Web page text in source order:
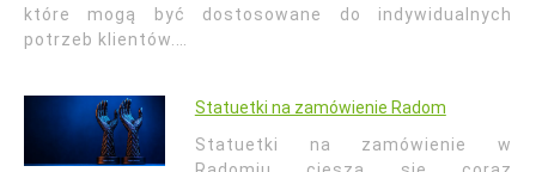
które mogą być dostosowane do indywidualnych
potrzeb klientów.…
Statuetki na zamówienie Radom
Statuetki na zamówienie w